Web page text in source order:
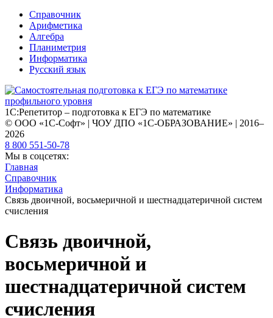
Справочник
Арифметика
Алгебра
Планиметрия
Информатика
Русский язык
1С:Репетитор – подготовка к ЕГЭ по математике
© ООО «1С-Софт» | ЧОУ ДПО «1С-ОБРАЗОВАНИЕ» | 2016–
2026
8 800 551-50-78
Мы в соцсетях:
Главная
Справочник
Информатика
Связь двоичной, восьмеричной и шестнадцатеричной систем
счисления
Связь двоичной,
восьмеричной и
шестнадцатеричной систем
счисления